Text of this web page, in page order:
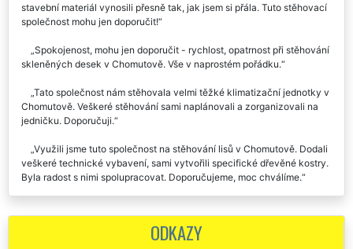
stavební materiál vynosili přesně tak, jak jsem si přála. Tuto stěhovací
společnost mohu jen doporučit!
Spokojenost, mohu jen doporučit - rychlost, opatrnost při stěhování
skleněných desek v Chomutově. Vše v naprostém pořádku.
Tato společnost nám stěhovala velmi těžké klimatizační jednotky v
Chomutově. Veškeré stěhování sami naplánovali a zorganizovali na
jedničku. Doporučuji.
Využili jsme tuto společnost na stěhování lisů v Chomutově. Dodali
veškeré technické vybavení, sami vytvořili specifické dřevěné kostry.
Byla radost s nimi spolupracovat. Doporučujeme, moc chválíme.
služby, včetně celé přepravy a vykládky. Doporučuju.
ODKAZY